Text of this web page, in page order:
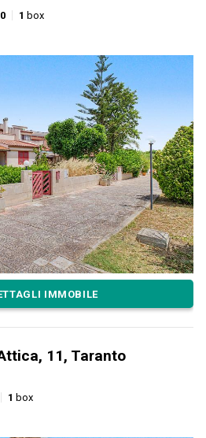
1 box
IMMOBILE
11, Taranto
1 box